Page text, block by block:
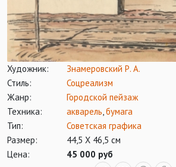
Художник:
Знамеровский Р. А.
Стиль:
Соцреализм
Жанр:
Городской пейзаж
Техника:
акварель,бумага
Тип:
Советская графика
Размер:
44,5 Х 46,5 см
Цена:
45 000 руб